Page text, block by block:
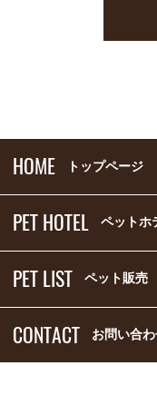
HOME トップページ
PET HOTEL ペットホ
PET LIST ペット販売
CONTACT お問い合